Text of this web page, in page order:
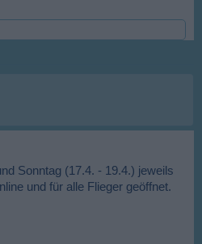
Sonntag (17.4. - 19.4.) jeweils
und für alle Flieger geöffnet.